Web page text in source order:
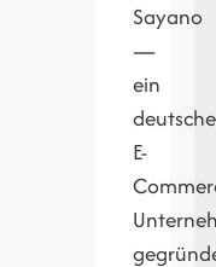
Sayano
—
ein
E-